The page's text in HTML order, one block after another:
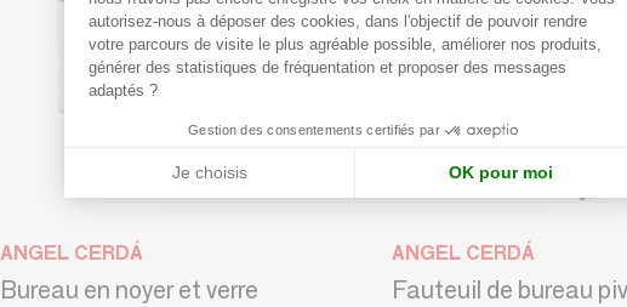
ANGEL CERDÁ
Bureau en noyer et verre
ANGEL CERDÁ
autorisez-nous à déposer des cookies, dans l'objectif de pouvoir rendre
votre parcours de visite le plus agréable possible, améliorer nos produits,
générer des statistiques de fréquentation et proposer des messages
adaptés ?
Gestion des consentements certifiés par
Je choisis OK pour moi
Axeptio consent